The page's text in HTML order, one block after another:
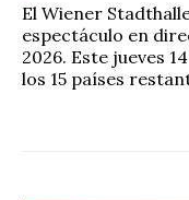
El Wiener
espectáculo en
2026. Este jueves
los 15 países